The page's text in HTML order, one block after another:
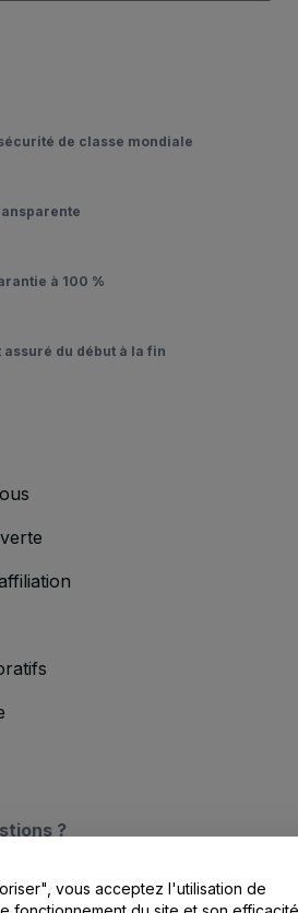
de classe mondiale
à 100 %
du début à la fin
?
/ Nous contacter
vous acceptez l'utilisation de